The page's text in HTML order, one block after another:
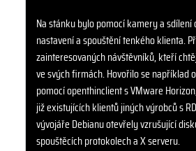
Na stánku bylo pomocí kamery a
nastavení a spouštění tenkého klienta.
zainteresovaných návštěvníků, kteří
ve svých firmách. Hovořilo se například
pomocí openthinclient s VMware
již existujících klientů jiných výrobců s
vývojáře Debianu otevřely vzrušující
spouštěcích protokolech a X serveru.